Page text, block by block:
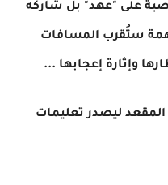
على "عهد" بل شاركه
ستُقرب المسافات
وإثارة إعجابها ...
ليصدر تعليمات